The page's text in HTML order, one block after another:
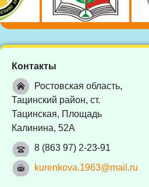
Контакты
Ростовская область,
Тацинский район, ст.
Тацинская, Площадь
Калинина, 52А
8 (863 97) 2-23-91
kurenkova.1963@mail.ru